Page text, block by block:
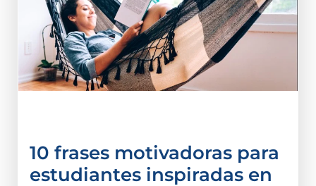
10 frases motivadoras para
estudiantes inspiradas en